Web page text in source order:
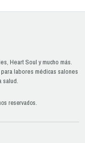
Heart Soul y mucho más.
labores médicas salones
salud.
reservados.